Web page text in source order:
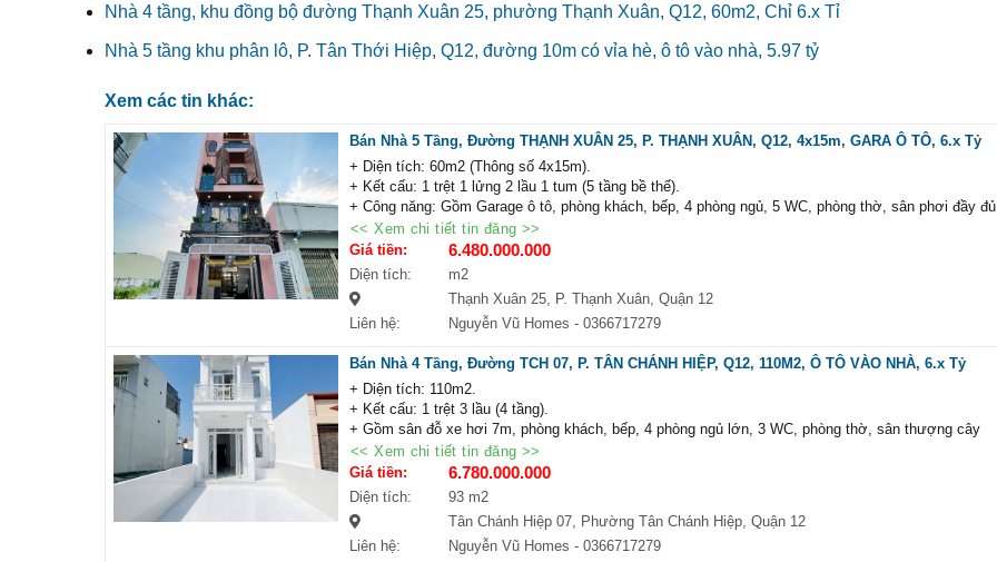
Nhà 4 tầng, khu đồng bộ đường Thạnh Xuân 25, phường Thạnh Xuân, Q12, 60m2, Chỉ 6.x Tỉ
Nhà 5 tầng khu phân lô, P. Tân Thới Hiệp, Q12, đường 10m có vỉa hè, ô tô vào nhà, 5.97 tỷ
Xem các tin khác:
Bán Nhà 5 Tầng, Đường THẠNH XUÂN 25, P. THẠNH XUÂN, Q12, 4x15m, GARA Ô TÔ, 6.x Tỷ
+ Diện tích: 60m2 (Thông số 4x15m).
+ Kết cấu: 1 trệt 1 lửng 2 lầu 1 tum (5 tầng bề thế).
+ Công năng: Gồm Garage ô tô, phòng khách, bếp, 4 phòng ngủ, 5 WC, phòng thờ, sân phơi đầy
+ Vị trí: Ngay đầu TX25, khu vực sầm uất bậc nhất Thới An.
+ Điểm cộng: Thiết kế bởi thương hiệu Flappyhome cực kỳ đẳng cấp, sổ hồng hoàn công đầy đủ,
công chứng trong ngày.
<< Xem chi tiết tin đăng >>
Giá tiền:
6.480.000.000
Diện tích:
m2
Thạnh Xuân 25, P. Thạnh Xuân, Quận 12
Liên hệ:
Nguyễn Vũ Homes - 0366717279
Bán Nhà 4 Tầng, Đường TCH 07, P. TÂN CHÁNH HIỆP, Q12, 110M2, Ô TÔ VÀO NHÀ, 6.x Tỷ
+ Diện tích: 110m2.
+ Kết cấu: 1 trệt 3 lầu (4 tầng).
+ Gồm sân đỗ xe hơi 7m, phòng khách, bếp, 4 phòng ngủ lớn, 3 WC, phòng thờ, sân thượng cây
xanh.
+ Vị trí: Ngay sát vách khu đô thị Hiệp Thành City, gần chợ TCH03-07, trường học các cấp. Khu
lô an ninh.
+ Ưu đãi: Chủ nhà thiện chí bán về quê ở với con, tặng lại toàn bộ nội thất cao cấp xịn xò trong
+ Pháp lý: Sổ hồng riêng, hoàn công đủ
+ Liên hệ: để xem nhà và làm việc trực tiếp chính chủ.
<< Xem chi tiết tin đăng >>
Giá tiền:
6.780.000.000
Diện tích:
93 m2
Tân Chánh Hiệp 07, Phường Tân Chánh Hiệp, Quận 12
Liên hệ:
Nguyễn Vũ Homes - 0366717279